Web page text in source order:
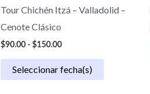
Tour Chichén Itzá – Valladolid –
Cenote Clásico
$90.00 - $150.00
Seleccionar fecha(s)